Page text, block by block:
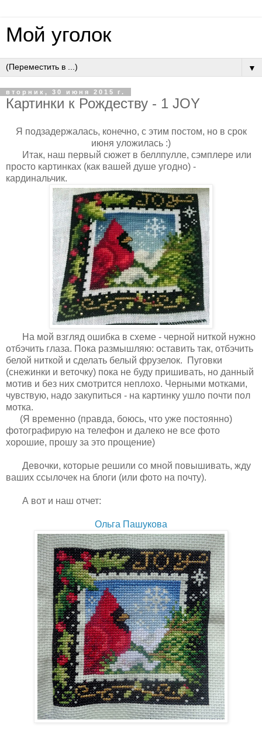
Мой уголок
▼
вторник, 30 июня 2015 г.
Картинки к Рождеству - 1 JOY
Я подзадержалась, конечно, с этим постом, но в срок
июня уложилась :)
Итак, наш первый сюжет в беллпулле, сэмплере или
просто картинках (как вашей душе угодно) -
кардинальчик.
На мой взгляд ошибка в схеме - черной ниткой нужно
отбэчить глаза. Пока размышляю: оставить так, отбэчить
белой ниткой и сделать белый фрузелок. Пуговки
(снежинки и веточку) пока не буду пришивать, но данный
мотив и без них смотрится неплохо. Черными мотками,
чувствую, надо закупиться - на картинку ушло почти пол
мотка.
(Я временно (правда, боюсь, что уже постоянно)
фотографирую на телефон и далеко не все фото
хорошие, прошу за это прощение)
Девочки, которые решили со мной повышивать, жду
ваших ссылочек на блоги (или фото на почту).
А вот и наш отчет:
Ольга Пашукова